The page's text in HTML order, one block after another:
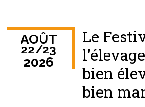
AOÛT
22/23
2026
Le
bien
bien